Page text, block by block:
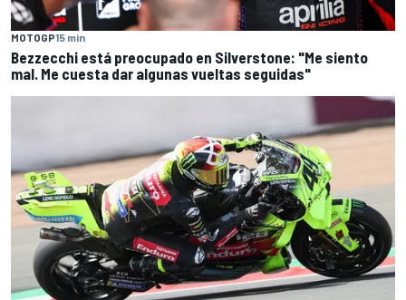
MOTOGP15 min
Bezzecchi está preocupado en Silverstone: "Me siento
mal. Me cuesta dar algunas vueltas seguidas"